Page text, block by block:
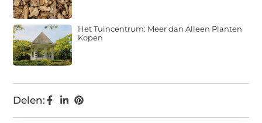
Delen:
Het Tuincentrum: Meer dan Alleen Planten
Kopen